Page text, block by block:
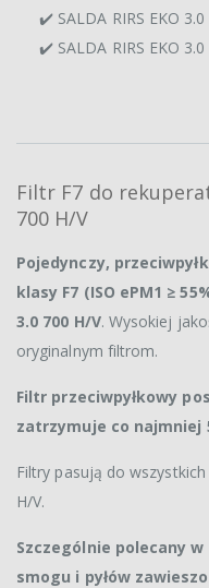
✔️ SALDA RIRS EKO
✔️ SALDA RIRS EKO
Filtr F7 do
700 H/V
Pojedynczy,
klasy F7 (ISO ePM1 ≥
3.0 700 H/V. Wysokiej
oryginalnym filtrom.
Filtr przeciwpyłkowy
zatrzymuje co najmniej
Filtry pasują do
H/V.
Szczególnie polecany
smogu i pyłów